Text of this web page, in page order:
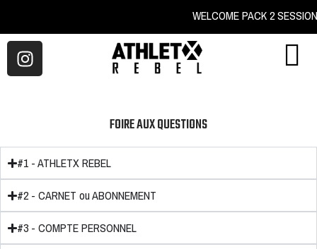
WELCOME PACK 2
FOIRE AUX QUESTIONS
#1 - ATHLETX REBEL
#2 - CARNET ou ABONNEMENT
#3 - COMPTE PERSONNEL